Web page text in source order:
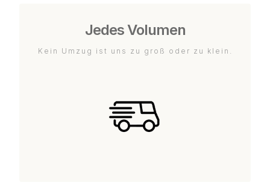
Jedes Volumen
Kein Umzug ist uns zu groß oder zu klein.